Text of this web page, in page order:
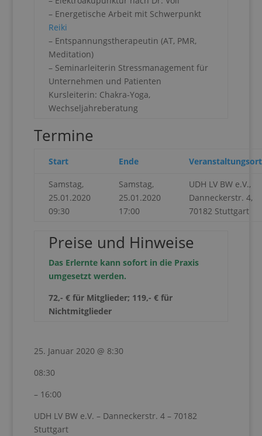
– Energetische Arbeit mit Schwerpunkt
Reiki
– Entspannungstherapeutin (AT, PMR,
Meditation)
– Seminarleiterin Stressmanagement für
Unternehmen und Patienten
Kursleiterin: Chakra-Yoga,
Wechseljahreberatung
Termine
Start Ende Veranstaltungsort
Samstag,
25.01.2020
09:30
Samstag,
25.01.2020
17:00
UDH LV BW e.V.,
Danneckerstr. 4,
70182 Stuttgart
Preise und Hinweise
Das Erlernte kann sofort in die Praxis
umgesetzt werden.
72,- € für Mitglieder; 119,- € für
Nichtmitglieder
25. Januar 2020 @ 8:30
08:30
– 16:00
UDH LV BW e.V. – Danneckerstr. 4 – 70182
Stuttgart